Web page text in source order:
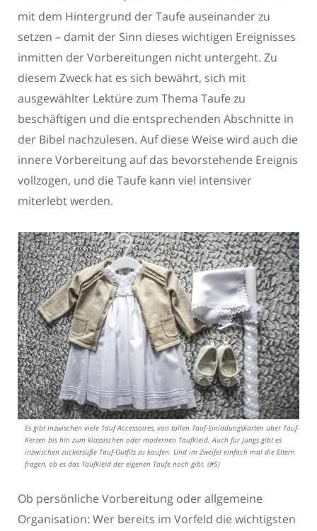
mit dem Hintergrund der Taufe auseinander zu
setzen – damit der Sinn dieses wichtigen Ereignisses
inmitten der Vorbereitungen nicht untergeht. Zu
diesem Zweck hat es sich bewährt, sich mit
ausgewählter Lektüre zum Thema Taufe zu
beschäftigen und die entsprechenden Abschnitte in
der Bibel nachzulesen. Auf diese Weise wird auch die
innere Vorbereitung auf das bevorstehende Ereignis
vollzogen, und die Taufe kann viel intensiver
miterlebt werden.
Es gibt inzwischen viele Tauf Accessoires, von tollen Tauf-Einladungskarten über Tauf-
Kerzen bis hin zum klassischen oder modernen Taufkleid. Auch für Jungs gibt es
inzwischen zuckersüße Tauf-Outfits zu kaufen. Und im Zweifel einfach mal die Eltern
fragen, ob es das Taufkleid der eigenen Taufe noch gibt. (#5)
Ob persönliche Vorbereitung oder allgemeine
Organisation: Wer bereits im Vorfeld die wichtigsten